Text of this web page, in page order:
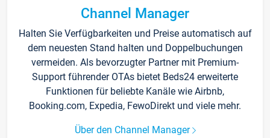
Channel Manager
Halten Sie Verfügbarkeiten und Preise automatisch auf
dem neuesten Stand halten und Doppelbuchungen
vermeiden. Als bevorzugter Partner mit Premium-
Support führender OTAs bietet Beds24 erweiterte
Funktionen für beliebte Kanäle wie Airbnb,
Booking.com, Expedia, FewoDirekt und viele mehr.
Über den Channel Manager